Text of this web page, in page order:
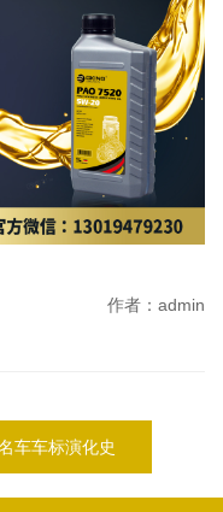
作者：admin
车车标演化史